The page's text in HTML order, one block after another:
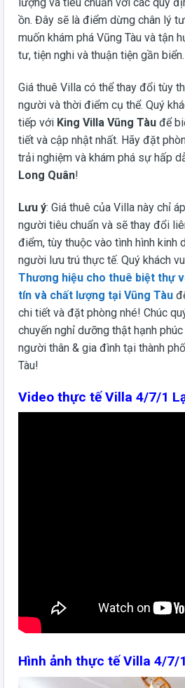
ồn. Đây sẽ là điểm dừng chân lý
muốn khám phá Vũng Tàu và tận
tư, tiện nghi và thuận tiện gần biển.
Giá thuê Villa có thể thay đổi tùy
người và thời điểm cụ thể. Quý
tiếp với King Villa Vũng Tàu để
tiết và cập nhật nhất. Hãy đặt
trải nghiệm và khám phá sự hấp
Long Quân!
Lưu ý: Giá thuê của Villa này chỉ
người tiêu chuẩn và sẽ thay đổi
điểm, tùy thuộc vào tình hình kinh
người lưu trú thực tế. Quý khách
Thương hiệu cho thuê biệt thự
tín và chất lượng tại Vũng Tàu
chi tiết và đặt phòng nhé! Chúc
chuyến nghỉ dưỡng thật hạnh
người thân & gia đình tại thành
Tàu!
Video thực tế Villa 4/7/1
Hình ảnh thực tế Villa 4/7/